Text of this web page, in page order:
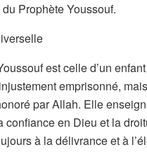
Prophète Youssouf.
est celle d’un
emprisonné,
par Allah. Elle
confiance en Dieu et la
à la délivrance et à